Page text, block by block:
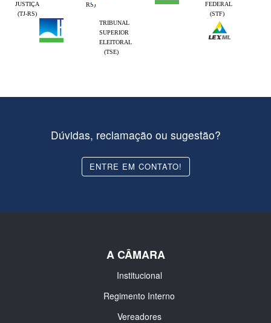
RS)
JUSTIÇA
(TJ-RS)
FEDERAL
(STF)
TRIBUNAL
SUPERIOR
ELEITORAL
(TSE)
Dúvidas, reclamação ou sugestão?
ENTRE EM CONTATO!
A CÂMARA
Institucional
Regimento Interno
Vereadores